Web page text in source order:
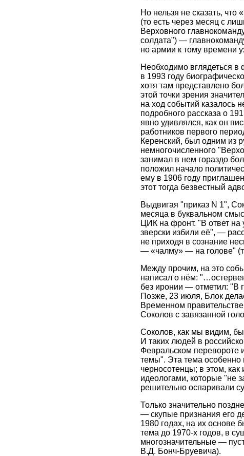
Но нельзя не сказать,
(то есть через месяц с
Верховного
солдата") —
но армии к тому времени
Необходимо вглядеться
в 1993 году
хотя там представлено
этой точки зрения
на ход событий казалось
подробного рассказа о
явно удивлялся, как он
работников первого
Керенский, был одним из
немногочисленного
занимал в нем гораздо
положил начало
ему в 1906 году
этот тогда безвестный
Выдвигая "приказ N 1",
месяца в буквальном
ЦИК на фронт. "В ответ
зверски избили её", —
не приходя в сознание
— «чалму» — на голове"
Между прочим, на это
написал о нём:
без иронии — отметил: "В
Позже, 23 июля, Блок
Временном
Соколов с завязанной
Соколов, как мы видим,
И таких людей в
Февральском перевороте
темы". Эта тема особенно
черносотенцы; в этом,
идеологами, которые "не
решительно оспаривали
Только значительно
— скупые признания его
1980 годах, на их основе
тема до 1970-х годов, в
многозначительные —
В.Д. Бонч-Бруевича).